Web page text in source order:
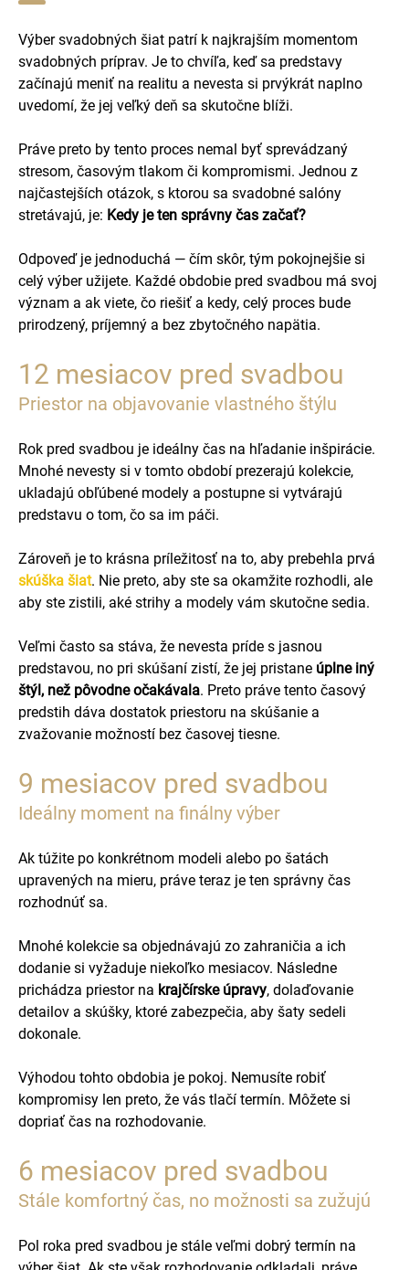
Výber svadobných šiat patrí k najkrajším momentom
svadobných príprav. Je to chvíľa, keď sa predstavy
začínajú meniť na realitu a nevesta si prvýkrát naplno
uvedomí, že jej veľký deň sa skutočne blíži.
Práve preto by tento proces nemal byť sprevádzaný
stresom, časovým tlakom či kompromismi. Jednou z
najčastejších otázok, s ktorou sa svadobné salóny
stretávajú, je: Kedy je ten správny čas začať?
Odpoveď je jednoduchá — čím skôr, tým pokojnejšie si
celý výber užijete. Každé obdobie pred svadbou má svoj
význam a ak viete, čo riešiť a kedy, celý proces bude
prirodzený, príjemný a bez zbytočného napätia.
12 mesiacov pred svadbou
Priestor na objavovanie vlastného štýlu
Rok pred svadbou je ideálny čas na hľadanie inšpirácie.
Mnohé nevesty si v tomto období prezerajú kolekcie,
ukladajú obľúbené modely a postupne si vytvárajú
predstavu o tom, čo sa im páči.
Zároveň je to krásna príležitosť na to, aby prebehla prvá
skúška šiat. Nie preto, aby ste sa okamžite rozhodli, ale
aby ste zistili, aké strihy a modely vám skutočne sedia.
Veľmi často sa stáva, že nevesta príde s jasnou
predstavou, no pri skúšaní zistí, že jej pristane úplne iný
štýl, než pôvodne očakávala. Preto práve tento časový
predstih dáva dostatok priestoru na skúšanie a
zvažovanie možností bez časovej tiesne.
9 mesiacov pred svadbou
Ideálny moment na finálny výber
Ak túžite po konkrétnom modeli alebo po šatách
upravených na mieru, práve teraz je ten správny čas
rozhodnúť sa.
Mnohé kolekcie sa objednávajú zo zahraničia a ich
dodanie si vyžaduje niekoľko mesiacov. Následne
prichádza priestor na krajčírske úpravy, dolaďovanie
detailov a skúšky, ktoré zabezpečia, aby šaty sedeli
dokonale.
Výhodou tohto obdobia je pokoj. Nemusíte robiť
kompromisy len preto, že vás tlačí termín. Môžete si
dopriať čas na rozhodovanie.
6 mesiacov pred svadbou
Stále komfortný čas, no možnosti sa zužujú
Pol roka pred svadbou je stále veľmi dobrý termín na